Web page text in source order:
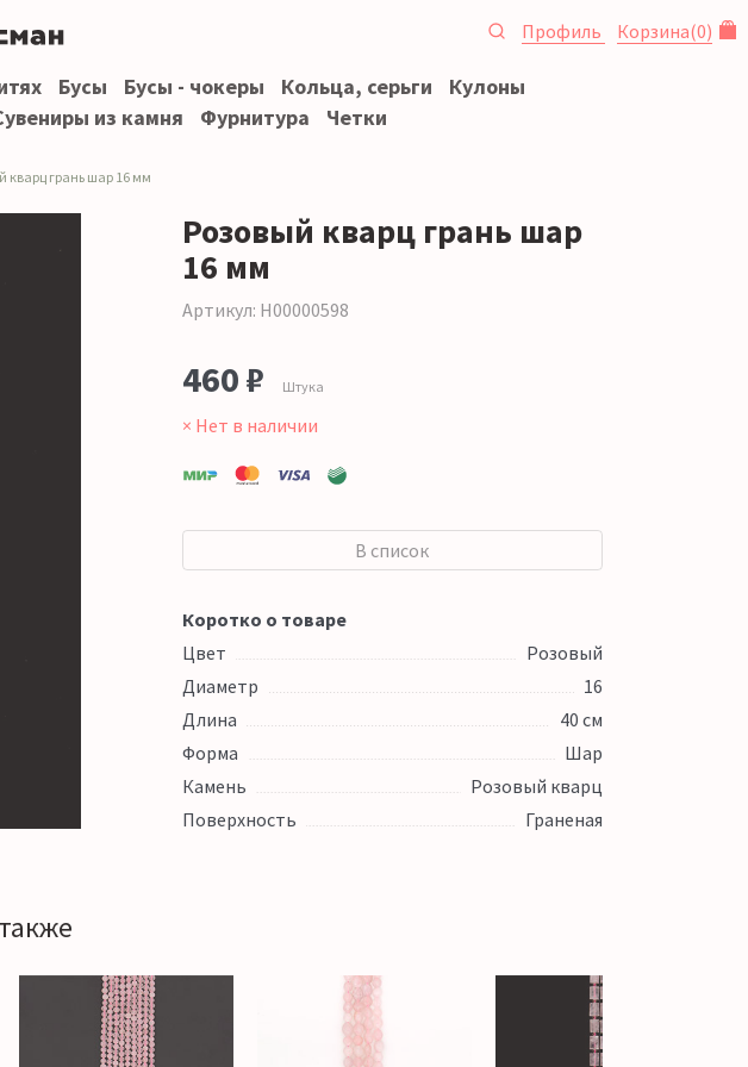
Профиль Корзина(0)
Бусы Бусы - чокеры Кольца, серьги
Кулоны
из камня Фурнитура Четки
кварц грань шар 16 мм
Розовый кварц грань шар
16 мм
Артикул: Н00000598
460 ₽ Штука
× Нет в наличии
В список
Коротко о товаре
Цвет
Розовый
Диаметр
16
Длина
40 см
Форма
Шар
Камень
Розовый кварц
Поверхность
Граненая